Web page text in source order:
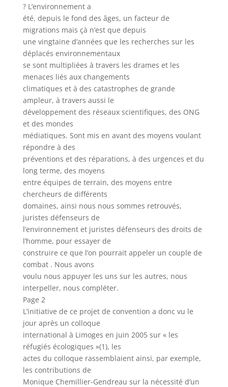
? L’environnement a
été, depuis le fond des âges, un facteur de
migrations mais çà n’est que depuis
une vingtaine d’années que les recherches sur les
déplacés environnementaux
se sont multipliées à travers les drames et les
menaces liés aux changements
climatiques et à des catastrophes de grande
ampleur, à travers aussi le
développement des réseaux scientifiques, des ONG
et des mondes
médiatiques. Sont mis en avant des moyens voulant
répondre à des
préventions et des réparations, à des urgences et du
long terme, des moyens
entre équipes de terrain, des moyens entre
chercheurs de différents
domaines, ainsi nous nous sommes retrouvés,
juristes défenseurs de
l’environnement et juristes défenseurs des droits de
l’homme, pour essayer de
construire ce que l’on pourrait appeler un couple de
combat . Nous avons
voulu nous appuyer les uns sur les autres, nous
interpeller, nous compléter.
Page 2
L’initiative de ce projet de convention a donc vu le
jour après un colloque
international à Limoges en juin 2005 sur « les
réfugiés écologiques »(1), les
actes du colloque rassemblaient ainsi, par exemple,
les contributions de
Monique Chemillier-Gendreau sur la nécessité d’un